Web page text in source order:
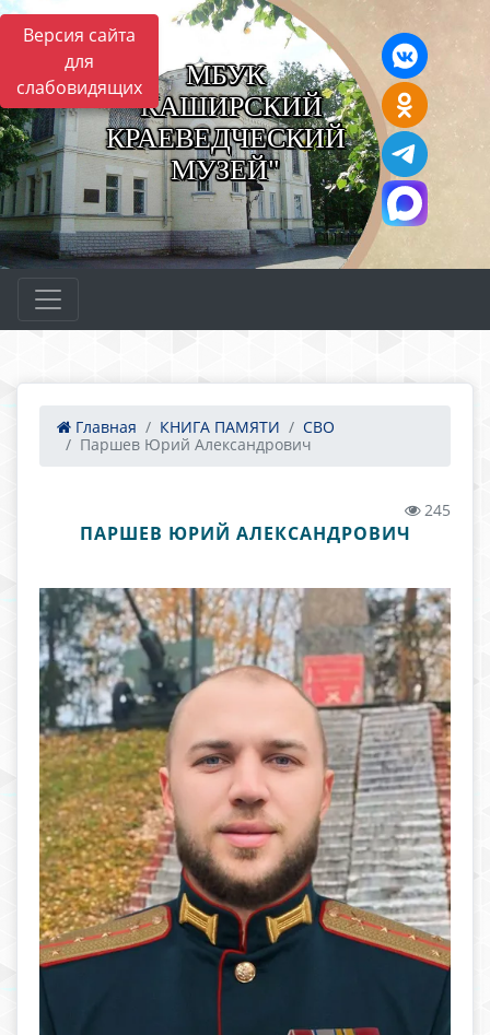
Версия сайта
для
слабовидящих
МБУК
"КАШИРСКИЙ
КРАЕВЕДЧЕСКИЙ
МУЗЕЙ"
Главная КНИГА ПАМЯТИ
СВО
Паршев Юрий Александрович
245
ПАРШЕВ ЮРИЙ АЛЕКСАНДРОВИЧ